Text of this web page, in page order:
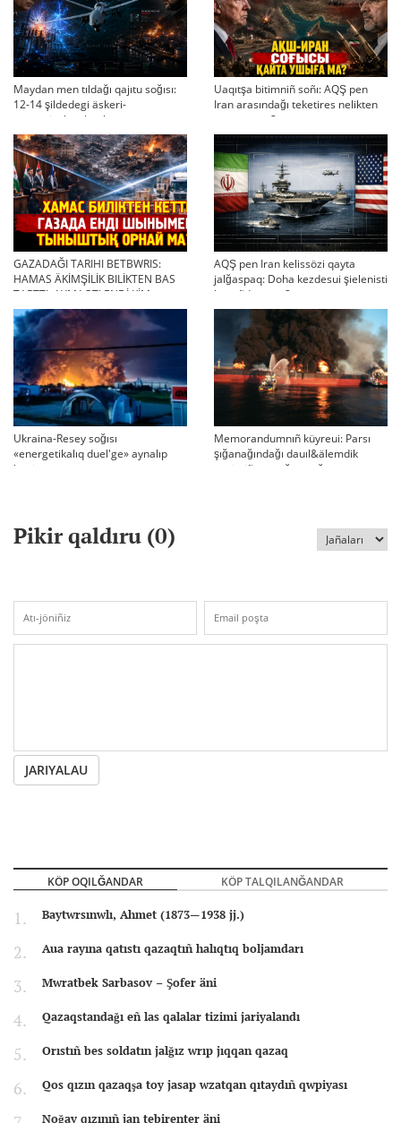
Maydan men tıldağı qajıtu soğısı:
12-14 şildedegi äskeri-
strategiyalıq ahual
Uaqıtşa bitimniñ soñı: AQŞ pen
Iran arasındağı teketires nelikten
qayta uşıqtı?
GAZADAĞI TARIHI BETBWRIS:
HAMAS ÄKİMŞİLİK BILİKTEN BAS
TARTTI. AYMAQTI ENDİ KİM
BASQARADI?
AQŞ pen Iran kelissözi qayta
jalğaspaq: Doha kezdesui şielenisti
bäseñdete me?
Ukraina-Resey soğısı
«energetikalıq duel'ge» aynalıp
ketti
Memorandumnıñ küyreui: Parsı
şığanağındağı dauıl&älemdik
tärtiptiñ sın sağatı soğıp twr
Pikir qaldıru (0)
JARIYALAU
KÖP OQILĞANDAR KÖP TALQILANĞANDAR
Baytwrsınwlı, Ahmet (1873—1938 jj.)
Aua rayına qatıstı qazaqtıñ halıqtıq boljamdarı
Mwratbek Sarbasov – Şofer äni
Qazaqstandağı eñ las qalalar tizimi jariyalandı
Orıstıñ bes soldatın jalğız wrıp jıqqan qazaq
Qos qızın qazaqşa toy jasap wzatqan qıtaydıñ qwpiyası
Noğay qızınıñ jan tebirenter äni